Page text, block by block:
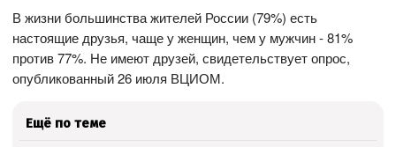
В жизни большинства жителей России (79%) есть
настоящие друзья, чаще у женщин, чем у мужчин - 81%
против 77%. Не имеют друзей, свидетельствует опрос,
опубликованный 26 июля ВЦИОМ.
Ещё по теме